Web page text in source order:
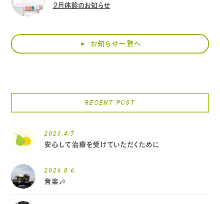
２月休診のお知らせ
お知らせ一覧へ
RECENT POST
2020.4.7
安心して治療を受けていただくために
2026.8.6
音楽🎶